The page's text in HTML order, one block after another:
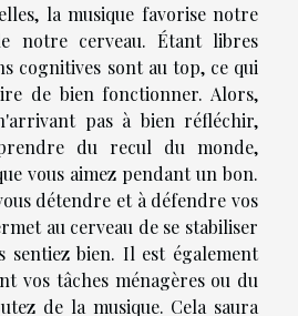
la musique favorise notre
notre cerveau. Étant libres
cognitives sont au top, ce qui
de bien fonctionner. Alors,
pas à bien réfléchir,
du recul du monde,
vous aimez pendant un bon.
détendre et à défendre vos
au cerveau de se stabiliser
sentiez bien. Il est également
vos tâches ménagères ou du
de la musique. Cela saura